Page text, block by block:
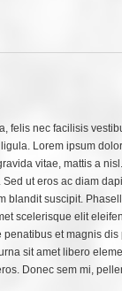
felis nec facilisis
Lorem ipsum
vitae, mattis a
ut eros ac diam
blandit suscipit.
scelerisque elit
et magnis
sit amet libero
Donec sem mi,